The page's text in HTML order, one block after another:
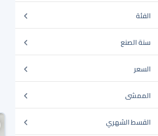
الفئة
سنة الصنع
السعر
الممشى
القسط الشهري